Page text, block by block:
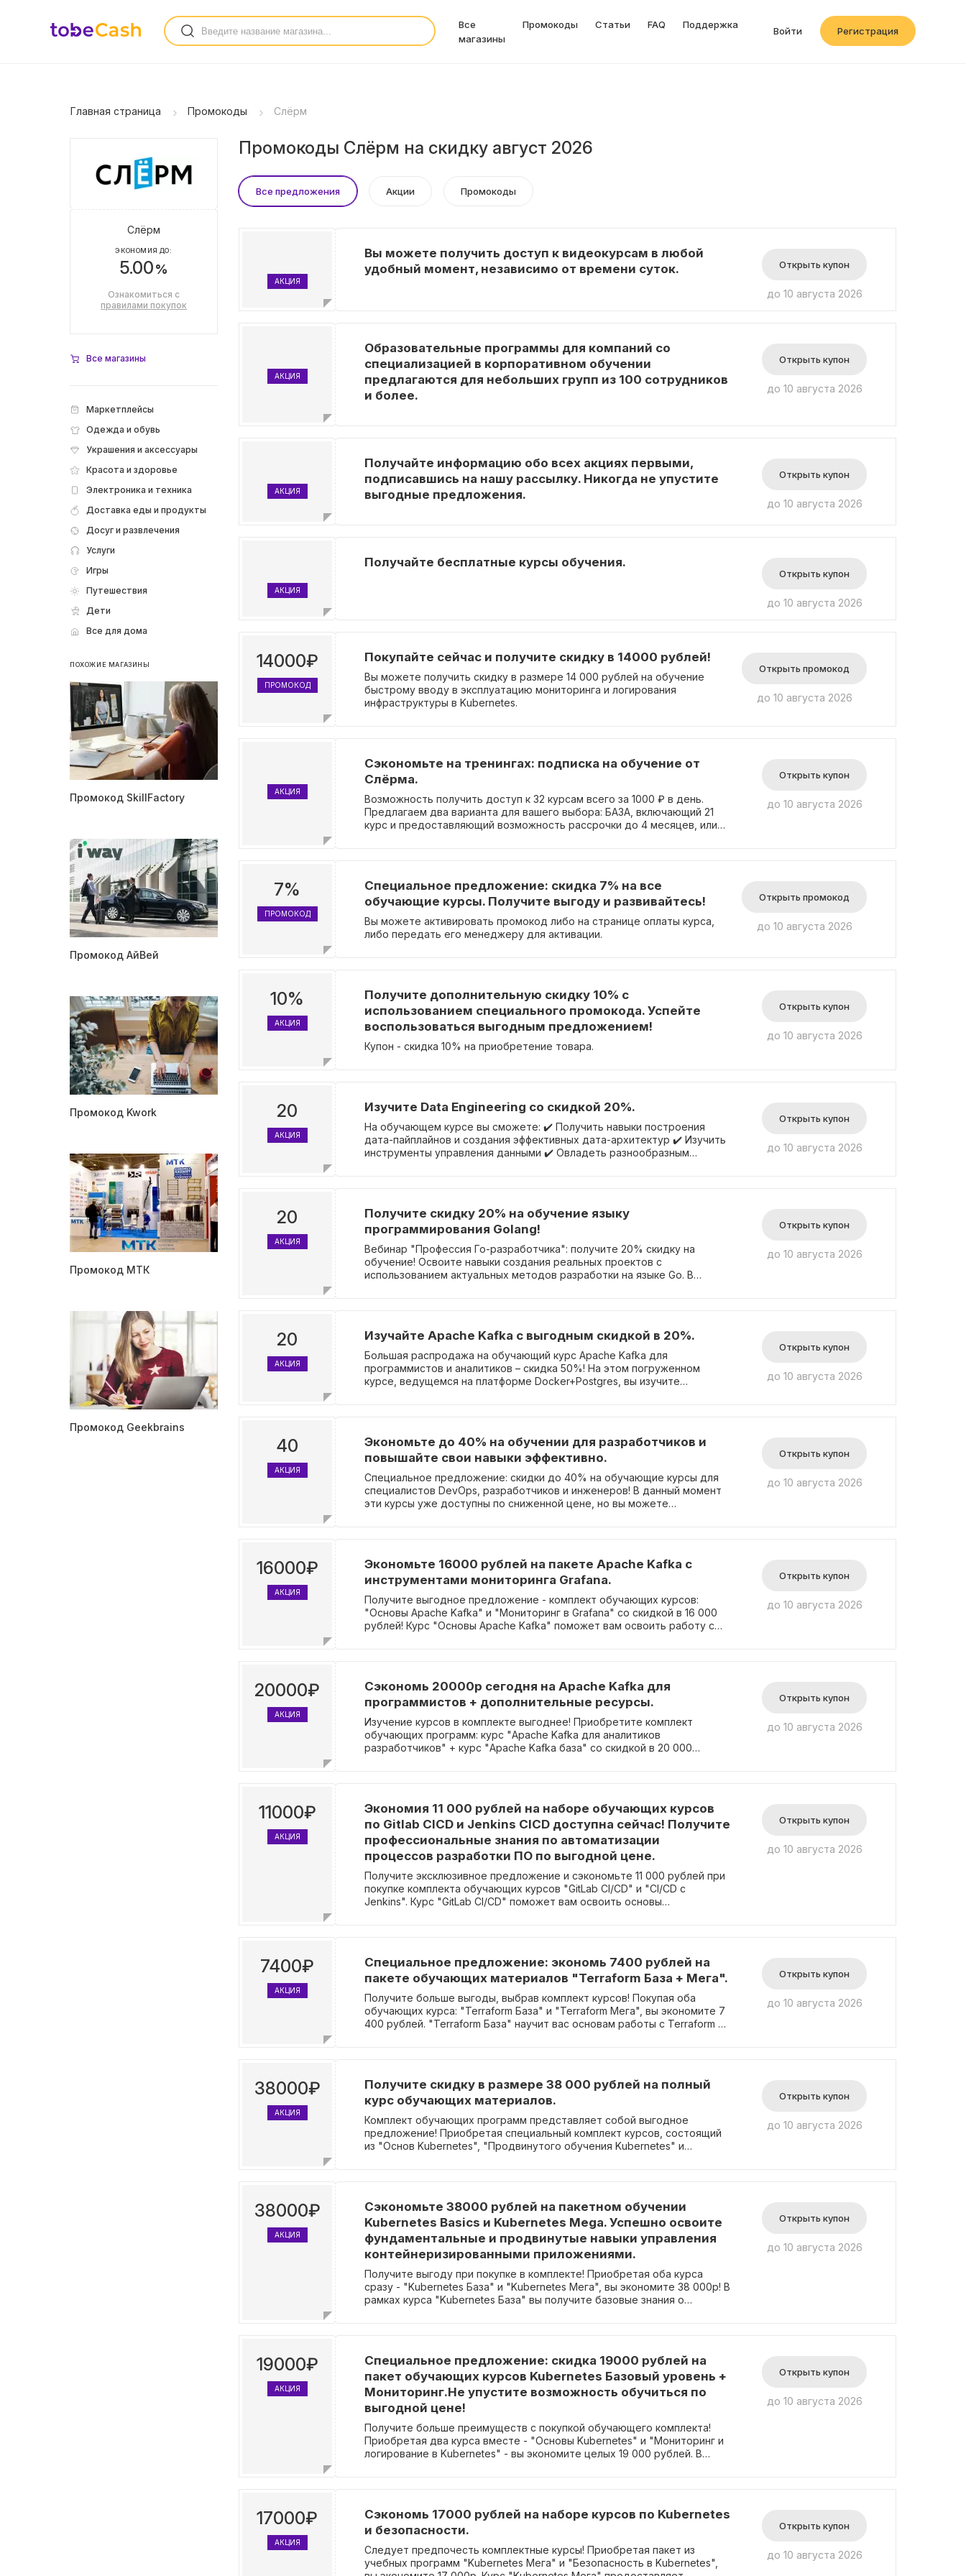
Все
магазины
Промокоды Статьи FAQ Поддержка
Войти Регистрация
Главная страница Промокоды Слёрм
Слёрм
ЭКОНОМИЯ ДО:
5.00%
Ознакомиться с
правилами покупок
Все магазины
Маркетплейсы
Одежда и обувь
Украшения и аксессуары
Красота и здоровье
Электроника и техника
Доставка еды и продукты
Досуг и развлечения
Услуги
Игры
Путешествия
Дети
Все для дома
ПОХОЖИЕ МАГАЗИНЫ
Промокод SkillFactory
Промокод АйВей
Промокод Kwork
Промокод МТК
Промокод Geekbrains
Промокоды Слёрм на скидку август 2026
Все предложения Акции Промокоды
АКЦИЯ
Вы можете получить доступ к видеокурсам в любой
удобный момент, независимо от времени суток.
Открыть купон
до 10 августа 2026
АКЦИЯ
Образовательные программы для компаний со
специализацией в корпоративном обучении
предлагаются для небольших групп из 100 сотрудников
и более.
Открыть купон
до 10 августа 2026
АКЦИЯ
Получайте информацию обо всех акциях первыми,
подписавшись на нашу рассылку. Никогда не упустите
выгодные предложения.
Открыть купон
до 10 августа 2026
АКЦИЯ
Получайте бесплатные курсы обучения.
Открыть купон
до 10 августа 2026
14000₽
ПРОМОКОД
Покупайте сейчас и получите скидку в 14000 рублей!
Вы можете получить скидку в размере 14 000 рублей на обучение
быстрому вводу в эксплуатацию мониторинга и логирования
инфраструктуры в Kubernetes.
Открыть промокод
до 10 августа 2026
АКЦИЯ
Сэкономьте на тренингах: подписка на обучение от
Слёрма.
Возможность получить доступ к 32 курсам всего за 1000 ₽ в день.
Предлагаем два варианта для вашего выбора: БАЗА, включающий 21
курс и предоставляющий возможность рассрочки до 4 месяцев, или
Открыть купон
до 10 августа 2026
7%
ПРОМОКОД
Специальное предложение: скидка 7% на все
обучающие курсы. Получите выгоду и развивайтесь!
Вы можете активировать промокод либо на странице оплаты курса,
либо передать его менеджеру для активации.
Открыть промокод
до 10 августа 2026
10%
АКЦИЯ
Получите дополнительную скидку 10% с
использованием специального промокода. Успейте
воспользоваться выгодным предложением!
Купон - скидка 10% на приобретение товара.
Открыть купон
до 10 августа 2026
20
АКЦИЯ
Изучите Data Engineering со скидкой 20%.
На обучающем курсе вы сможете: ✔️ Получить навыки построения
дата-пайплайнов и создания эффективных дата-архитектур ✔️ Изучить
инструменты управления данными ✔️ Овладеть разнообразным
предназначен для тех, кто предпочитает практическое обучение, а не
теоретическое. Воспользуйтесь промокодом VIDEO20 для получения
скидки при оплате после заполнения контактной формы. Посетите
сайт, чтобы применить промокод и узнать больше о курсе.
Открыть купон
до 10 августа 2026
20
АКЦИЯ
Получите скидку 20% на обучение языку
программирования Golang!
Вебинар "Профессия Го-разработчика": получите 20% скидку на
обучение! Освоите навыки создания реальных проектов с
использованием актуальных методов разработки на языке Go. В
- это практика. Результатом будет полноценный онлайн-банк,
мессенджер, файловое хранилище или ваш собственный проект.
Используйте промокод VIDEO20 при оплате, чтобы получить скидку!
Посетите наш сайт, чтобы узнать больше о курсе и воспользоваться
предложением.
Открыть купон
до 10 августа 2026
20
АКЦИЯ
Изучайте Apache Kafka c выгодным скидкой в 20%.
Большая распродажа на обучающий курс Apache Kafka для
программистов и аналитиков – скидка 50%! На этом погруженном
курсе, ведущемся на платформе Docker+Postgres, вы изучите
обработке API. Получите практические навыки и ясные уроки.
Используйте промокод VIDEO20 для скидки при оплате. Введите его
на этапе оформления заказа после заполнения контактной информации.
Открыть купон
до 10 августа 2026
40
АКЦИЯ
Экономьте до 40% на обучении для разработчиков и
повышайте свои навыки эффективно.
Специальное предложение: скидки до 40% на обучающие курсы для
специалистов DevOps, разработчиков и инженеров! В данный момент
эти курсы уже доступны по сниженной цене, но вы можете
Мониторинг в Grafana и Terraform. Чтобы воспользоваться промокодом
на дополнительную скидку до -20%, введите VIDEO20 при оплате,
после заполнения формы контактов. Чтобы узнать больше
подробностей о курсах, переходите в каталог прямо сейчас!
Открыть купон
до 10 августа 2026
16000₽
АКЦИЯ
Экономьте 16000 рублей на пакете Apache Kafka с
инструментами мониторинга Grafana.
Получите выгодное предложение - комплект обучающих курсов:
"Основы Apache Kafka" и "Мониторинг в Grafana" со скидкой в 16 000
рублей! Курс "Основы Apache Kafka" поможет вам освоить работу с
приобрести оба курса вместе и сэкономить!
Открыть купон
до 10 августа 2026
20000₽
АКЦИЯ
Сэкономь 20000р сегодня на Apache Kafka для
программистов + дополнительные ресурсы.
Изучение курсов в комплекте выгоднее! Приобретите комплект
обучающих программ: курс "Apache Kafka для аналитиков
разработчиков" + курс "Apache Kafka база" со скидкой в 20 000
станет must-have для инженеров инфраструктуры и значительным
преимуществом для разработчиков к 2025 году.
Открыть купон
до 10 августа 2026
11000₽
АКЦИЯ
Экономия 11 000 рублей на наборе обучающих курсов
по Gitlab CICD и Jenkins CICD доступна сейчас! Получите
профессиональные знания по автоматизации
процессов разработки ПО по выгодной цене.
Получите эксклюзивное предложение и сэкономьте 11 000 рублей при
покупке комплекта обучающих курсов "GitLab CI/CD" и "CI/CD с
Jenkins". Курс "GitLab CI/CD" поможет вам освоить основы
навыки разработки программного обеспечения и сэкономить при
покупке в комплекте!
Открыть купон
до 10 августа 2026
7400₽
АКЦИЯ
Специальное предложение: экономь 7400 рублей на
пакете обучающих материалов "Terraform База + Мега".
Получите больше выгоды, выбрав комплект курсов! Покупая оба
обучающих курса: "Terraform База" и "Terraform Мега", вы экономите 7
400 рублей. "Terraform База" научит вас основам работы с Terraform и
Открыть купон
до 10 августа 2026
38000₽
АКЦИЯ
Получите скидку в размере 38 000 рублей на полный
курс обучающих материалов.
Комплект обучающих программ представляет собой выгодное
предложение! Приобретая специальный комплект курсов, состоящий
из "Основ Kubernetes", "Продвинутого обучения Kubernetes" и
кластер и использовать его в работе. "Продвинутое обучение
Kubernetes" погружает в теорию и практику настройки и конфигурации
production-ready кластера, раскрывая все тонкости и особенности
данного процесса. "Мониторинг и логирование в Kubernetes" позволит
вам научиться собирать метрики, настраивать систему оповещений
для быстрого выявления проблем в кластере. Не упустите
возможность получить полный комплект обучений по Kubernetes со
скидкой, которая составляет целых 38 000р!
Открыть купон
до 10 августа 2026
38000₽
АКЦИЯ
Сэкономьте 38000 рублей на пакетном обучении
Kubernetes Basics и Kubernetes Mega. Успешно освоите
фундаментальные и продвинутые навыки управления
контейнеризированными приложениями.
Получите выгоду при покупке в комплекте! Приобретая оба курса
сразу - "Kubernetes База" и "Kubernetes Мега", вы экономите 38 000р! В
рамках курса "Kubernetes База" вы получите базовые знания о
кластера.
Открыть купон
до 10 августа 2026
19000₽
АКЦИЯ
Специальное предложение: скидка 19000 рублей на
пакет обучающих курсов Kubernetes Базовый уровень +
Мониторинг.Не упустите возможность обучиться по
выгодной цене!
Получите больше преимуществ с покупкой обучающего комплекта!
Приобретая два курса вместе - "Основы Kubernetes" и "Мониторинг и
логирование в Kubernetes" - вы экономите целых 19 000 рублей. В
оповещений для быстрого обнаружения проблем в кластере. Это
отличная возможность получить знания и навыки по выгодной цене!
Открыть купон
до 10 августа 2026
17000₽
АКЦИЯ
Сэкономь 17000 рублей на наборе курсов по Kubernetes
и безопасности.
Следует предпочесть комплектные курсы! Приобретая пакет из
учебных программ "Kubernetes Мега" и "Безопасность в Kubernetes",
Открыть купон
до 10 августа 2026